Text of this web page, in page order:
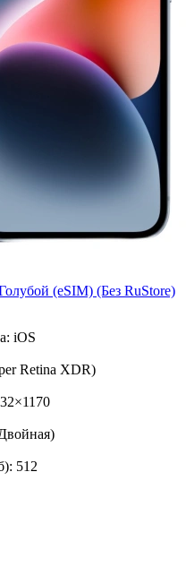
(eSIM) (Без RuStore)
iOS
Retina XDR)
512